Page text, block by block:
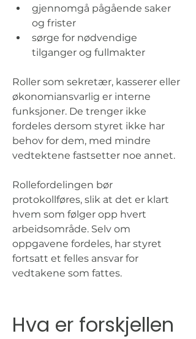
gjennomgå pågående saker
og frister
sørge for nødvendige
tilganger og fullmakter
Roller som sekretær, kasserer eller
økonomiansvarlig er interne
funksjoner. De trenger ikke
fordeles dersom styret ikke har
behov for dem, med mindre
vedtektene fastsetter noe annet.
Rollefordelingen bør
protokollføres, slik at det er klart
hvem som følger opp hvert
arbeidsområde. Selv om
oppgavene fordeles, har styret
fortsatt et felles ansvar for
vedtakene som fattes.
Hva er forskjellen